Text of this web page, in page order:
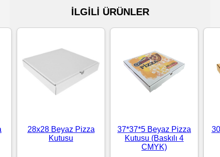
Mendiller
Bazlı
Mendiller
Standart
İLGİLİ ÜRÜNLER
28x28 Beyaz Pizza
Kutusu
37*37*5 Beyaz Pizza
Kutusu (Baskılı 4
CMYK)